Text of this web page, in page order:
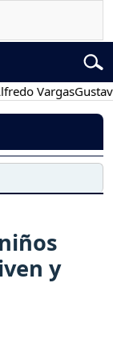
Gustavo
y